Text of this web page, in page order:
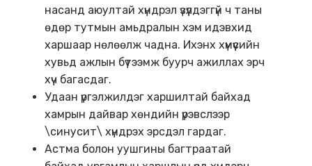
насанд аюултай хүндрэл үзүүлдэггүй ч таны
өдөр тутмын амьдралын хэм идэвхид
харшаар нөлөөлж чадна. Ихэнх хүмүүсийн
хувьд ажлын бүтээмж буурч ажиллах эрч
хүч багасдаг.
Удаан үргэлжилдэг харшилтай байхад
хамрын дайвар хөндийн үрэвслээр
\синусит\ хүндрэх эрсдэл гардаг.
Астма болон уушгины багтраатай